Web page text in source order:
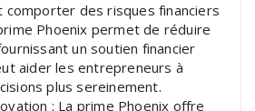
des risques financiers
Phoenix permet de réduire
un soutien financier
aider les entrepreneurs à
plus sereinement.
: La prime Phoenix offre